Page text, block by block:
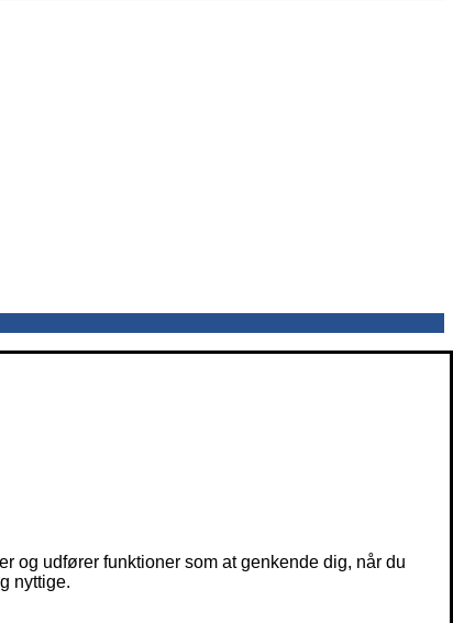
og udfører funktioner som at genkende dig, når du
nyttige.